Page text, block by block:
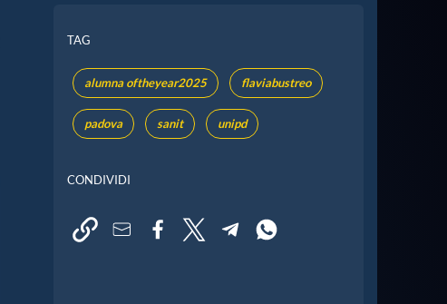
TAG
alumna oftheyear2025 flaviabustreo
padova sanit unipd
CONDIVIDI